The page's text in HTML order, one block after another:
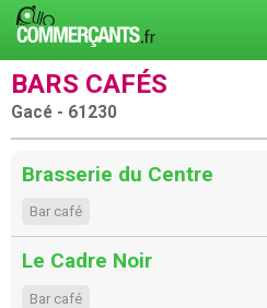
BARS CAFÉS
Gacé - 61230
Brasserie du Centre
Bar café
Le Cadre Noir
Bar café